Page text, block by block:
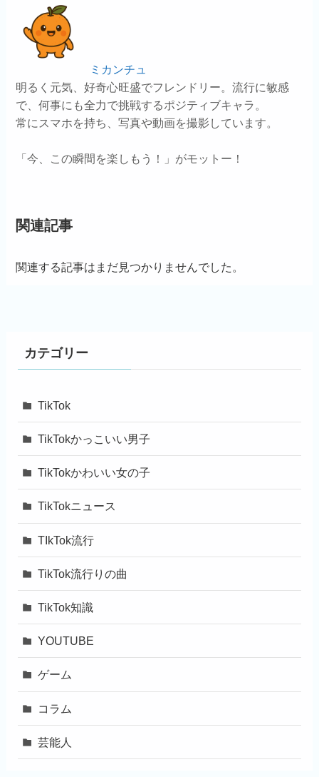
ミカンチュ
明るく元気、好奇心旺盛でフレンドリー。流行に敏感
で、何事にも全力で挑戦するポジティブキャラ。
常にスマホを持ち、写真や動画を撮影しています。
「今、この瞬間を楽しもう！」がモットー！
関連記事
関連する記事はまだ見つかりませんでした。
カテゴリー
TikTok
TikTokかっこいい男子
TikTokかわいい女の子
TikTokニュース
TIkTok流行
TikTok流行りの曲
TikTok知識
YOUTUBE
ゲーム
コラム
芸能人